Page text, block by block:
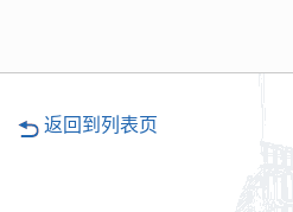
返回到列表页